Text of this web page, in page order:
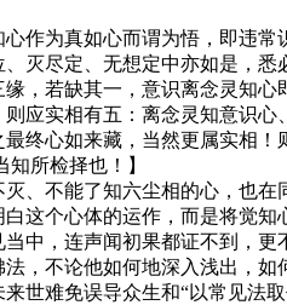
为真如心而谓为悟，即违常
灭尽定、无想定中亦如是，悉
，若缺其一，意识离念灵知
应实相有五：离念灵知意识
终心如来藏，当然更属实相
所检择也！】
不能了知六尘相的心，也在
这个心体的运作，而是将觉
中，连声闻初果都证不到，更
不论他如何地深入浅出，如
世难免误导众生和“以常见法